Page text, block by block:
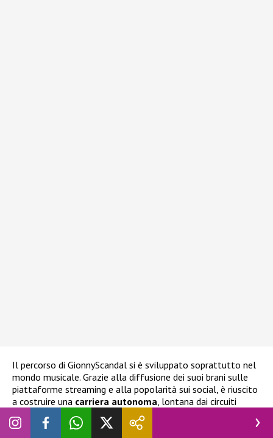
Il percorso di GionnyScandal si è sviluppato soprattutto nel
mondo musicale. Grazie alla diffusione dei suoi brani sulle
piattaforme streaming e alla popolarità sui social, è riuscito
a costruire una carriera autonoma, lontana dai circuiti
tradizionali ma molto efficace nel contesto digitale. La sua
comunicazione diretta con i fan e la capacità di creare